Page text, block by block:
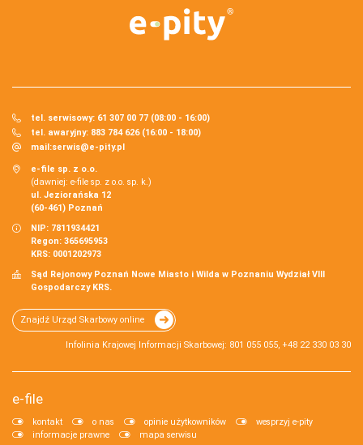
tel. serwisowy: 61 307 00 77 (08:00 - 16:00)
tel. awaryjny: 883 784 626 (16:00 - 18:00)
mail:serwis@e-pity.pl
e-file sp. z o.o.
(dawniej: e-file sp. z o.o. sp. k.)
ul. Jeziorańska 12
(60-461) Poznań
NIP: 7811934421
Regon: 365695953
KRS: 0001202973
Sąd Rejonowy Poznań Nowe Miasto i Wilda w Poznaniu Wydział VIII
Gospodarczy KRS.
Znajdź Urząd Skarbowy online
Infolinia Krajowej Informacji Skarbowej: 801 055 055, +48 22 330 03 30
e-file
kontakt o nas opinie użytkowników
wesprzyj e-pity
informacje prawne
mapa serwisu